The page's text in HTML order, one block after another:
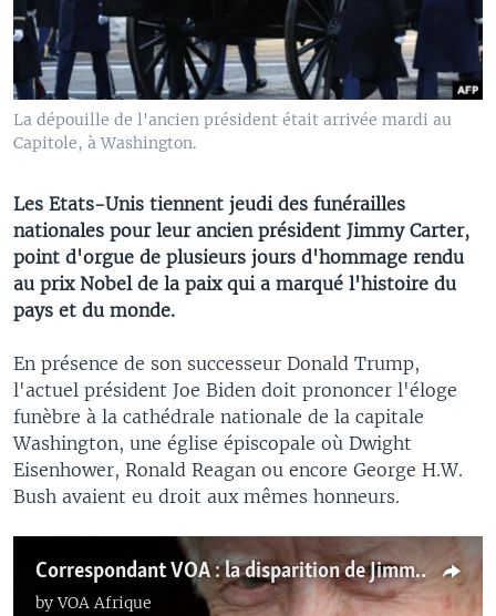
La dépouille de l'ancien président était arrivée mardi au
Capitole, à Washington.
Les Etats-Unis tiennent jeudi des funérailles
nationales pour leur ancien président Jimmy Carter,
point d'orgue de plusieurs jours d'hommage rendu
au prix Nobel de la paix qui a marqué l'histoire du
pays et du monde.
En présence de son successeur Donald Trump,
l'actuel président Joe Biden doit prononcer l'éloge
funèbre à la cathédrale nationale de la capitale
Washington, une église épiscopale où Dwight
Eisenhower, Ronald Reagan ou encore George H.W.
Bush avaient eu droit aux mêmes honneurs.
Correspondant VOA : la disparition de Jimmy Carter
byVOA Afrique